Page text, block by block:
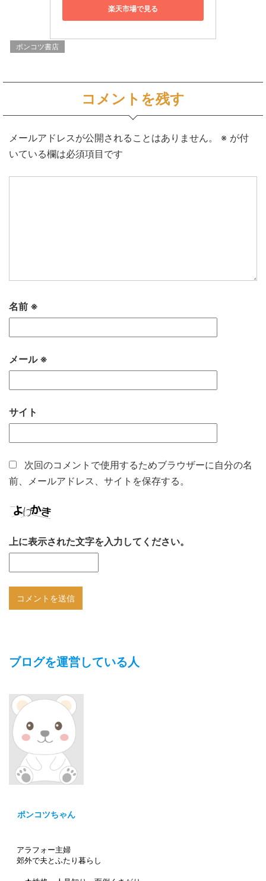
楽天市場で見る
ポンコツ書店
コメントを残す
メールアドレスが公開されることはありません。 ※ が付
いている欄は必須項目です
名前 ※
メール ※
サイト
次回のコメントで使用するためブラウザーに自分の名
前、メールアドレス、サイトを保存する。
上に表示された文字を入力してください。
ブログを運営している人
ポンコツちゃん
アラフォー主婦
郊外で夫とふたり暮らし